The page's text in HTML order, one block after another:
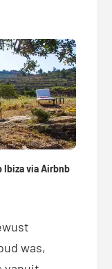
via Airbnb
was,